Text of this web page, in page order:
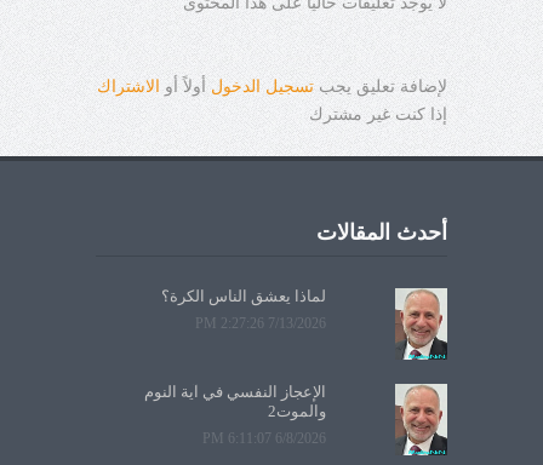
لإضافة تعليق يجبتسجيل الدخول أولاً أو
الاشتراك
إذا كنت غير مشترك
أحدث المقالات
لماذا يعشق الناس الكرة؟
7/13/2026 2:27:26 PM
الإعجاز النفسي في آية النوم
والموت2
6/8/2026 6:11:07 PM